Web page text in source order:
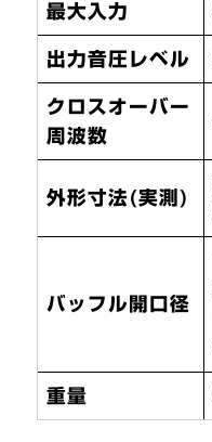
最大入力
出力音圧レベル
クロスオーバー
周波数
外形寸法(実測)
バッフル開口径
重量